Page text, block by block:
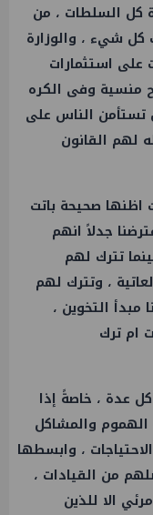
كل السلطات ، من
كل شيء ، والوزارة
استثمارات
منسية وفى الكره
تستأمن الناس على
لهم القانون
اظنها صحيحة باتت
جدلاً انهم
تترك لهم
، وتترك لهم
مبدأ التخوين ،
ام ترك
عدة ، خاصةً إذا
الهموم والمشاكل
، وابسطها
من القيادات ،
الا للذين